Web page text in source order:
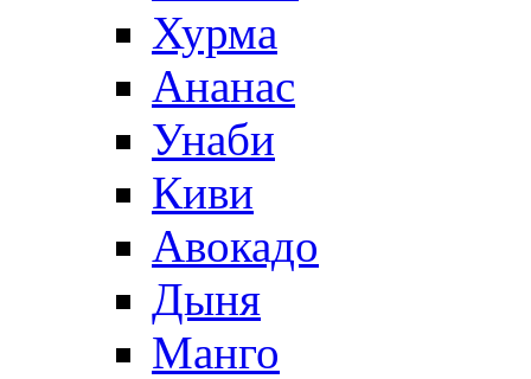
Хурма
Ананас
Унаби
Киви
Авокадо
Дыня
Манго